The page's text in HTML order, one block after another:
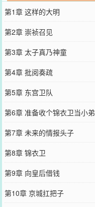
第1章 这样的大明
第2章 崇祯召见
第3章 太子真乃神童
第4章 批阅奏疏
第5章 东宫卫队
第6章 准备收个锦衣卫当小弟
第7章 未来的情报头子
第8章 锦衣卫
第9章 向皇后借钱
第10章 京城扛把子